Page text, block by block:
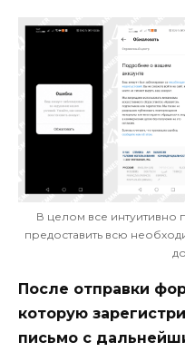
В целом все интуитивно
предоставить всю
После отправки
которую
письмо с